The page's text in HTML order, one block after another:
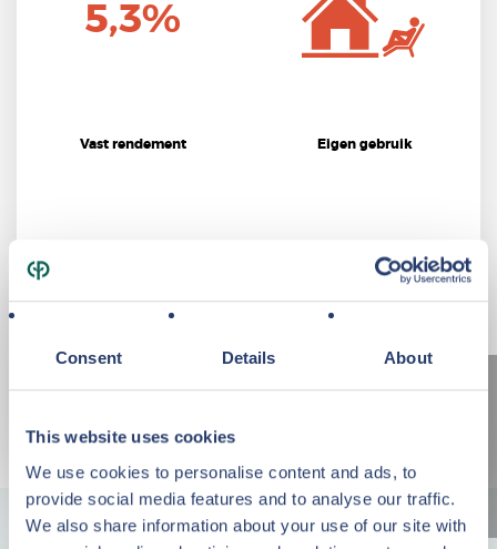
Consent Details About
This website uses cookies
We use cookies to personalise content and ads, to
provide social media features and to analyse our traffic.
We also share information about your use of our site with
5,3%
Vast rendement Eigen gebruik
Financiering mogelijk
Investeringsobjecten